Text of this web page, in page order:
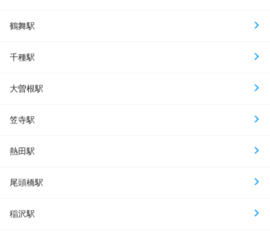
鶴舞駅
千種駅
大曽根駅
笠寺駅
熱田駅
尾頭橋駅
稲沢駅